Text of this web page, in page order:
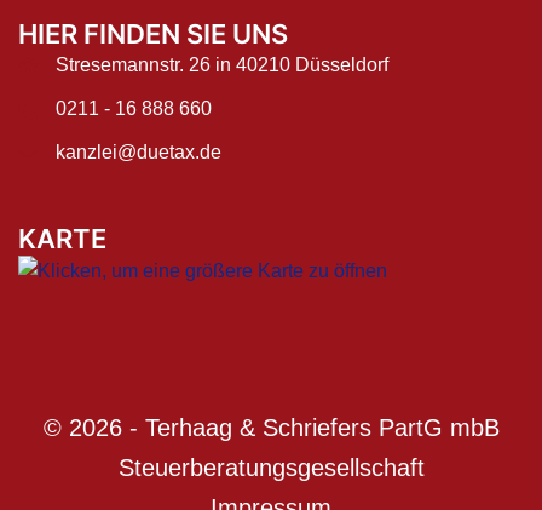
HIER FINDEN SIE UNS
Stresemannstr. 26 in 40210 Düsseldorf
0211 - 16 888 660
kanzlei@duetax.de
KARTE
© 2026 - Terhaag & Schriefers PartG mbB
Steuerberatungsgesellschaft